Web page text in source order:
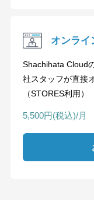
オンライ
Shachihata Cloud
社スタッフが直接
（STORES利用）
5,500円(税込)/月